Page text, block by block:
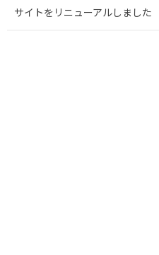
サイトをリニューアルしました